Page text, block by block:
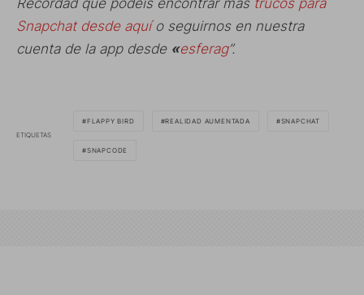
Snapchat desde aquío seguirnos en nuestra
cuenta de la app desde «esferag”.
ETIQUETAS
FLAPPY BIRD REALIDAD AUMENTADA SNAPCHAT
SNAPCODE